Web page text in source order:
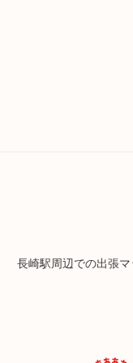
長崎駅周辺での出張